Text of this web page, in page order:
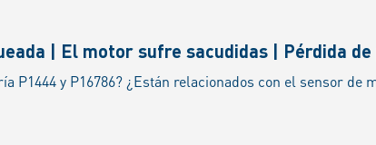
| El motor sufre sacudidas | Pérdida